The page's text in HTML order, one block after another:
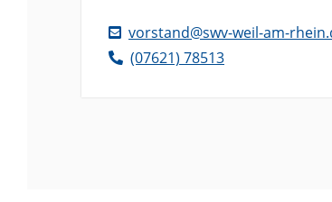
vorstand@swv-weil-am-
(07621) 78513